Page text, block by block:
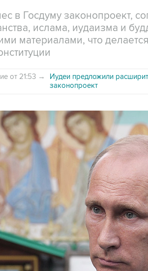
в Госдуму законопроект,
ислама, иудаизма и
материалами, что
от 21:53 →
Иудеи предложили
законопроект